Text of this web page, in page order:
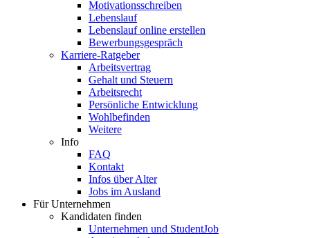
Motivationsschreiben
Lebenslauf
Lebenslauf online erstellen
Bewerbungsgespräch
Karriere-Ratgeber
Arbeitsvertrag
Gehalt und Steuern
Arbeitsrecht
Persönliche Entwicklung
Wohlbefinden
Weitere
Info
FAQ
Kontakt
Infos über Alter
Jobs im Ausland
Für Unternehmen
Kandidaten finden
Unternehmen und StudentJob